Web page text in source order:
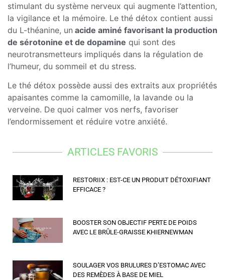
stimulant du système nerveux qui augmente l’attention,
la vigilance et la mémoire. Le thé détox contient aussi
du L-théanine, un acide aminé favorisant la production
de sérotonine et de dopamine qui sont des
neurotransmetteurs impliqués dans la régulation de
l’humeur, du sommeil et du stress.
Le thé détox possède aussi des extraits aux propriétés
apaisantes comme la camomille, la lavande ou la
verveine. De quoi calmer vos nerfs, favoriser
l’endormissement et réduire votre anxiété.
ARTICLES FAVORIS
RESTORIIX : EST-CE UN PRODUIT DÉTOXIFIANT
EFFICACE ?
BOOSTER SON OBJECTIF PERTE DE POIDS
AVEC LE BRÛLE-GRAISSE KHIERNEWMAN
SOULAGER VOS BRULURES D’ESTOMAC AVEC
DES REMÈDES À BASE DE MIEL